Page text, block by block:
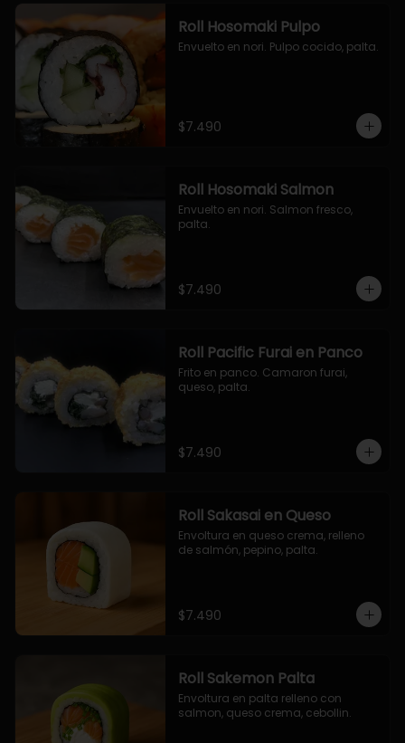
Roll Hosomaki Pulpo
Envuelto en nori. Pulpo cocido, palta.
$7.490
Roll Hosomaki Salmon
Envuelto en nori. Salmon fresco,
palta.
$7.490
Roll Pacific Furai en Panco
Frito en panco. Camaron furai,
queso, palta.
$7.490
Roll Sakasai en Queso
Envoltura en queso crema, relleno
de salmón, pepino, palta.
$7.490
Roll Sakemon Palta
Envoltura en palta relleno con
salmon, queso crema, cebollin.